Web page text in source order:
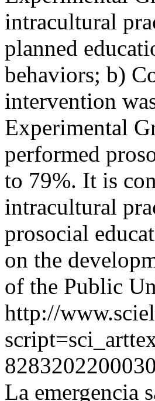
intracultural
planned
behaviors; b)
intervention
Experimental
performed
to 79%. It is
intracultural
prosocial
on the
of the Public
http://
La emergencia